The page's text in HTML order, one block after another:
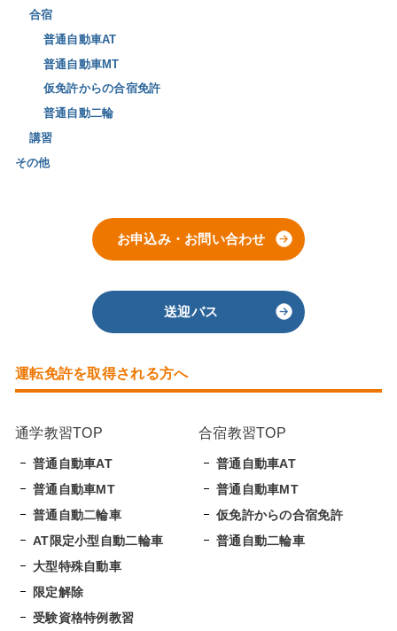
合宿
普通自動車AT
普通自動車MT
仮免許からの合宿免許
普通自動二輪
講習
その他
お申込み・お問い合わせ
送迎バス
運転免許を取得される方へ
通学教習TOP
普通自動車AT
普通自動車MT
普通自動二輪車
AT限定小型自動二輪車
大型特殊自動車
限定解除
受験資格特例教習
合宿教習TOP
普通自動車AT
普通自動車MT
仮免許からの合宿免許
普通自動二輪車